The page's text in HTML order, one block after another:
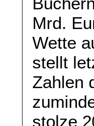
Mrd.
Wette
stellt
Zahlen
stolze